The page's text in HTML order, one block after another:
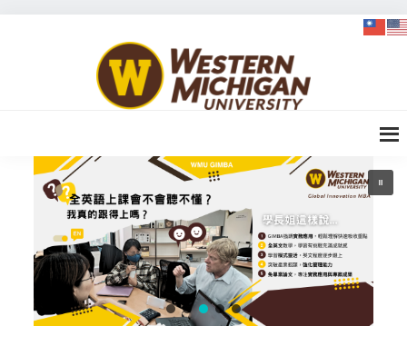
Skip
Skip
Skip
WMU-
GIMBA
全球創
新管理